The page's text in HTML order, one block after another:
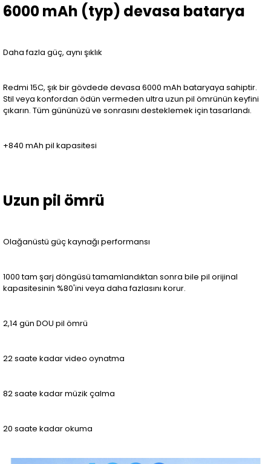
6000 mAh (typ) devasa batarya
Daha fazla güç, aynı şıklık
Redmi 15C, şık bir gövdede devasa 6000 mAh bataryaya sahiptir.
Stil veya konfordan ödün vermeden ultra uzun pil ömrünün keyfini
çıkarın. Tüm gününüzü ve sonrasını desteklemek için tasarlandı.
+840 mAh pil kapasitesi
Uzun pil ömrü
Olağanüstü güç kaynağı performansı
1000 tam şarj döngüsü tamamlandıktan sonra bile pil orijinal
kapasitesinin %80'ini veya daha fazlasını korur.
2,14 gün DOU pil ömrü
22 saate kadar video oynatma
82 saate kadar müzik çalma
20 saate kadar okuma